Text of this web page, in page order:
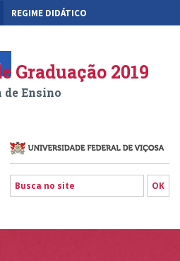
REGIME DIDÁTICO
RIO PARANAÍBA FLORESTAL
Graduação 2019
Ensino